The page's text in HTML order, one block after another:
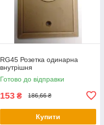
RG45 Розетка одинарна
внутрішня
Готово до відправки
153 ₴ 186,66 ₴
Купити